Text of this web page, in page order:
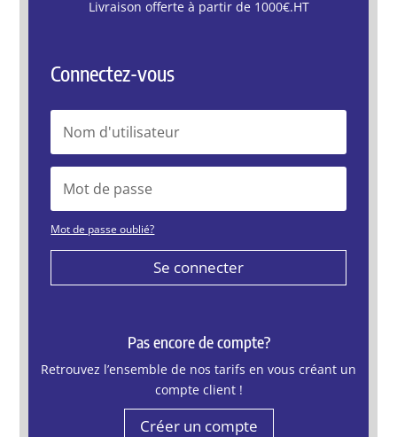
Livraison offerte à partir de 1000€.HT
Connectez-vous
Mot de passe oublié?
Se connecter
Pas encore de compte?
Retrouvez l’ensemble de nos tarifs en vous créant un
compte client !
Créer un compte